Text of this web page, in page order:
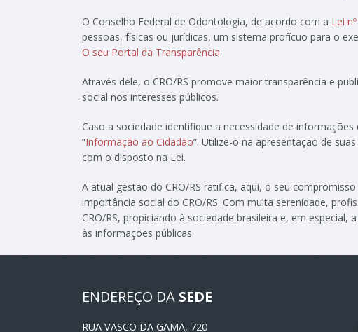
O Conselho Federal de Odontologia, de acordo com a Lei
pessoas, físicas ou jurídicas, um sistema profícuo para o
O seu Portal da Transparência.
Através dele, o CRO/RS promove maior transparência e
social nos interesses públicos.
Caso a sociedade identifique a necessidade de
“Informação ao Cidadão”. Utilize-o na apresentação de
com o disposto na Lei.
A atual gestão do CRO/RS ratifica, aqui, o seu
importância social do CRO/RS. Com muita serenidade,
CRO/RS, propiciando à sociedade brasileira e, em
às informações públicas.
ENDEREÇO DA SEDE
RUA VASCO DA GAMA, 720